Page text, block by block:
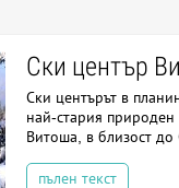
Ски център
Ски центърът в
най-стария
Витоша, в близост
пълен текст